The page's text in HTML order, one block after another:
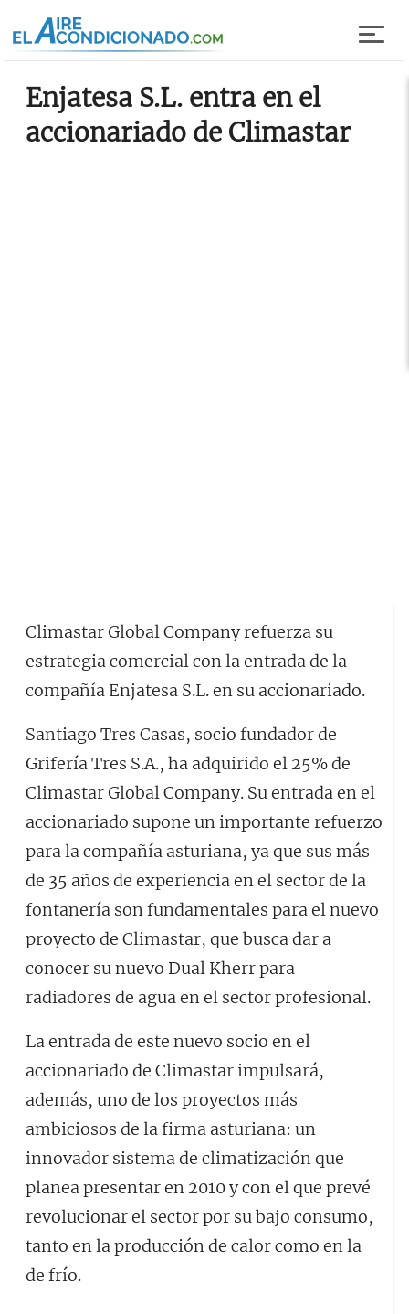
Enjatesa S.L. entra en el
accionariado de Climastar
Climastar Global Company refuerza su
estrategia comercial con la entrada de la
compañía Enjatesa S.L. en su accionariado.
Santiago Tres Casas, socio fundador de
Grifería Tres S.A., ha adquirido el 25% de
Climastar Global Company. Su entrada en el
accionariado supone un importante refuerzo
para la compañía asturiana, ya que sus más
de 35 años de experiencia en el sector de la
fontanería son fundamentales para el nuevo
proyecto de Climastar, que busca dar a
conocer su nuevo Dual Kherr para
radiadores de agua en el sector profesional.
La entrada de este nuevo socio en el
accionariado de Climastar impulsará,
además, uno de los proyectos más
ambiciosos de la firma asturiana: un
innovador sistema de climatización que
planea presentar en 2010 y con el que prevé
revolucionar el sector por su bajo consumo,
tanto en la producción de calor como en la
de frío.